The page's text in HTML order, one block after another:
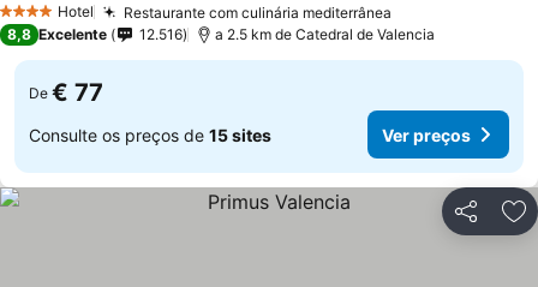
4 EstrelasHotel Restaurante com culinária mediterrânea
8,8 Excelente 12.516 a 2.5 km de Catedral de Valencia
De € 77
Consulte os preços de 15 sites Ver preços
Partilhar